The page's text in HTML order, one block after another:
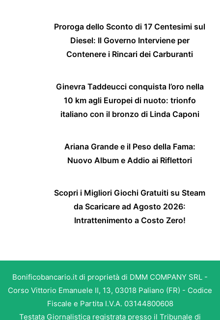
Proroga dello Sconto di 17 Centesimi sul
Diesel: Il Governo Interviene per
Contenere i Rincari dei Carburanti
Ginevra Taddeucci conquista l’oro nella
10 km agli Europei di nuoto: trionfo
italiano con il bronzo di Linda Caponi
Ariana Grande e il Peso della Fama:
Nuovo Album e Addio ai Riflettori
Scopri i Migliori Giochi Gratuiti su Steam
da Scaricare ad Agosto 2026:
Intrattenimento a Costo Zero!
Bonificobancario.it di proprietà di DMM COMPANY SRL -
Corso Vittorio Emanuele II, 13, 03018 Paliano (FR) - Codice
Fiscale e Partita I.V.A. 03144800608
Testata Giornalistica registrata presso il Tribunale di